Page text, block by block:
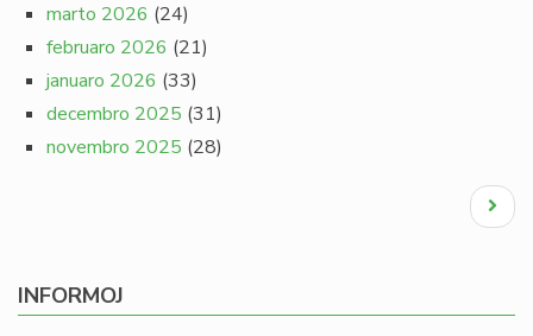
marto 2026 (24)
februaro 2026 (21)
januaro 2026 (33)
decembro 2025 (31)
novembro 2025 (28)
Next
page
INFORMOJ